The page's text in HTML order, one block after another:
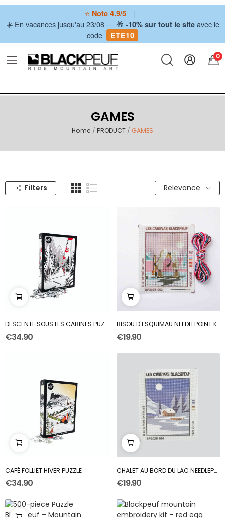
⭐ Note 4.9/5
|
☀️ En vacances jusqu'au 23/08 — 🎁 -10% sur tout le siteavec le
code
ETE10
0
GAMES
Home PRODUCT GAMES
Filters Relevance
DESCENTE SOUS LES CABINES PUZZLE
€34.90
BISOU D'ESQUIMAU NEEDLEPOINT KIT
€19.90
CAFÉ FOLLIET HIVER PUZZLE
€34.90
CHALET AU BORD DU LAC NEEDLEPOINT KIT
€19.90